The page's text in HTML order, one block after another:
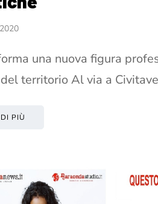
una nuova figura
territorio Al via a
PIÙ